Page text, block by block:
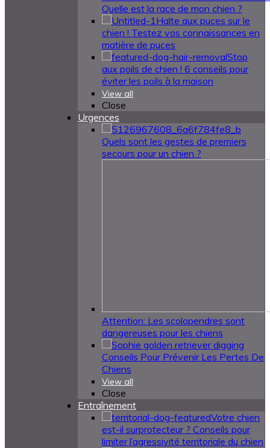
Quelle est la race de mon chien ?
Halte aux puces sur le
chien ! Testez vos connaissances en
matière de puces
Stop
aux poils de chien ! 6 conseils pour
éviter les poils à la maison
View all
Close
Urgences
Quels sont les gestes de premiers
secours pour un chien ?
Attention: Les scolopendres sont
dangereuses pour les chiens
Conseils Pour Prévenir Les Pertes De
Chiens
View all
Close
Entraînement
Votre chien
est-il surprotecteur ? Conseils pour
limiter l’agressivité territoriale du chien